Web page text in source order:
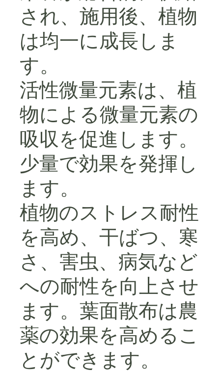
され、施用後、植物
は均一に成長しま
す。
活性微量元素は、植
物による微量元素の
吸収を促進します。
少量で効果を発揮し
ます。
植物のストレス耐性
を高め、干ばつ、寒
さ、害虫、病気など
への耐性を向上させ
ます。葉面散布は農
薬の効果を高めるこ
とができます。